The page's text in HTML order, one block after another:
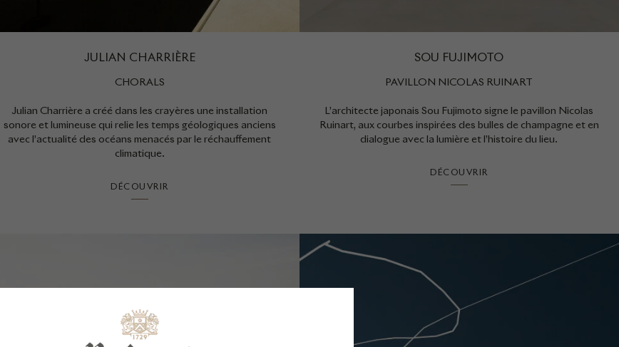
JULIAN CHARRIÈRE
CHORALS
Julian Charrière a créé dans les crayères une installation
sonore et lumineuse qui relie les temps géologiques anciens
avec l’actualité des océans menacés par le réchauffement
climatique.
DÉCOUVRIR
SOU FUJIMOTO
PAVILLON NICOLAS RUINART
L’architecte japonais Sou Fujimoto signe le pavillon Nicolas
Ruinart, aux courbes inspirées des bulles de champagne et en
dialogue avec la lumière et l’histoire du lieu.
DÉCOUVRIR